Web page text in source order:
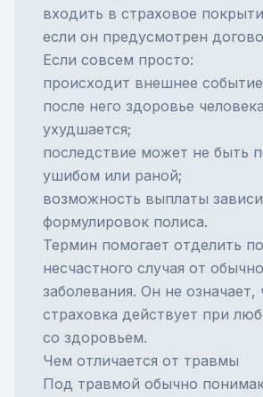
входить в страховое
если он предусмотрен
Если совсем просто:
происходит внешнее
после него здоровье человека
ухудшается;
последствие может не быть
ушибом или раной;
возможность выплаты
формулировок полиса.
Термин помогает отделить
несчастного случая от
заболевания. Он не означает,
страховка действует при
со здоровьем.
Чем отличается от травмы
Под травмой обычно